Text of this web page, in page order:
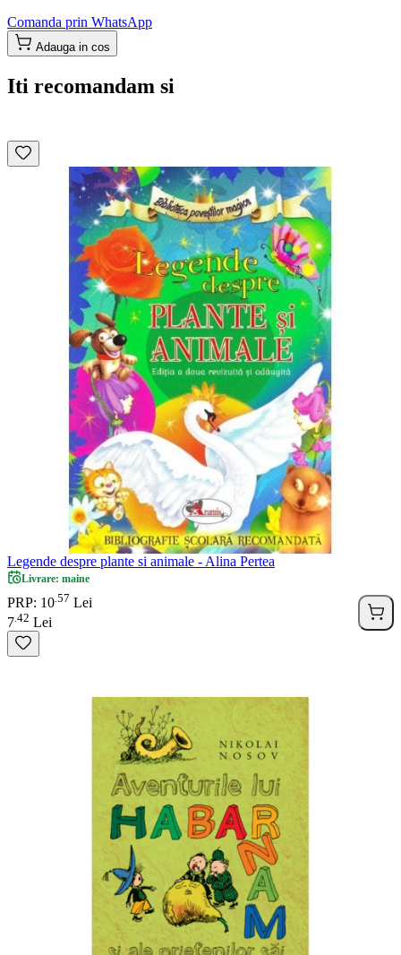
Comanda prin WhatsApp
Adauga in cos
Iti recomandam si
Legende despre plante si animale - Alina Pertea
Livrare: maine
PRP: 10 57 Lei
7 42 Lei